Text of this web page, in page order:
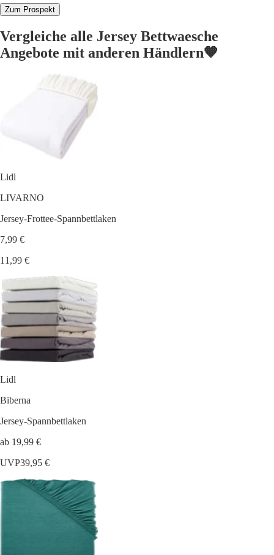
Zum Prospekt
Vergleiche alle Jersey Bettwaesche
Angebote mit anderen Händlern🧡
Lidl
LIVARNO
Jersey-Frottee-Spannbettlaken
7,99 €
11,99 €
Lidl
Biberna
Jersey-Spannbettlaken
ab 19,99 €
UVP39,95 €